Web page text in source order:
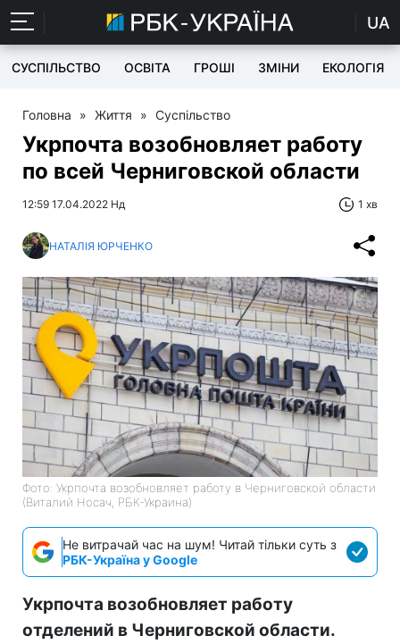
UA
СУСПІЛЬСТВО ОСВІТА ГРОШІ ЗМІНИ ЕКОЛОГІЯ
Головна » Життя » Суспільство
Укрпочта возобновляет работу
по всей Черниговской области
12:59 17.04.2022 Нд 1 хв
НАТАЛІЯ ЮРЧЕНКО
Фото: Укрпочта возобновляет работу в Черниговской области
(Виталий Носач, РБК-Украина)
Не витрачай час на шум! Читай тільки суть з
РБК-Україна у Google
Укрпочта возобновляет работу
отделений в Черниговской области.